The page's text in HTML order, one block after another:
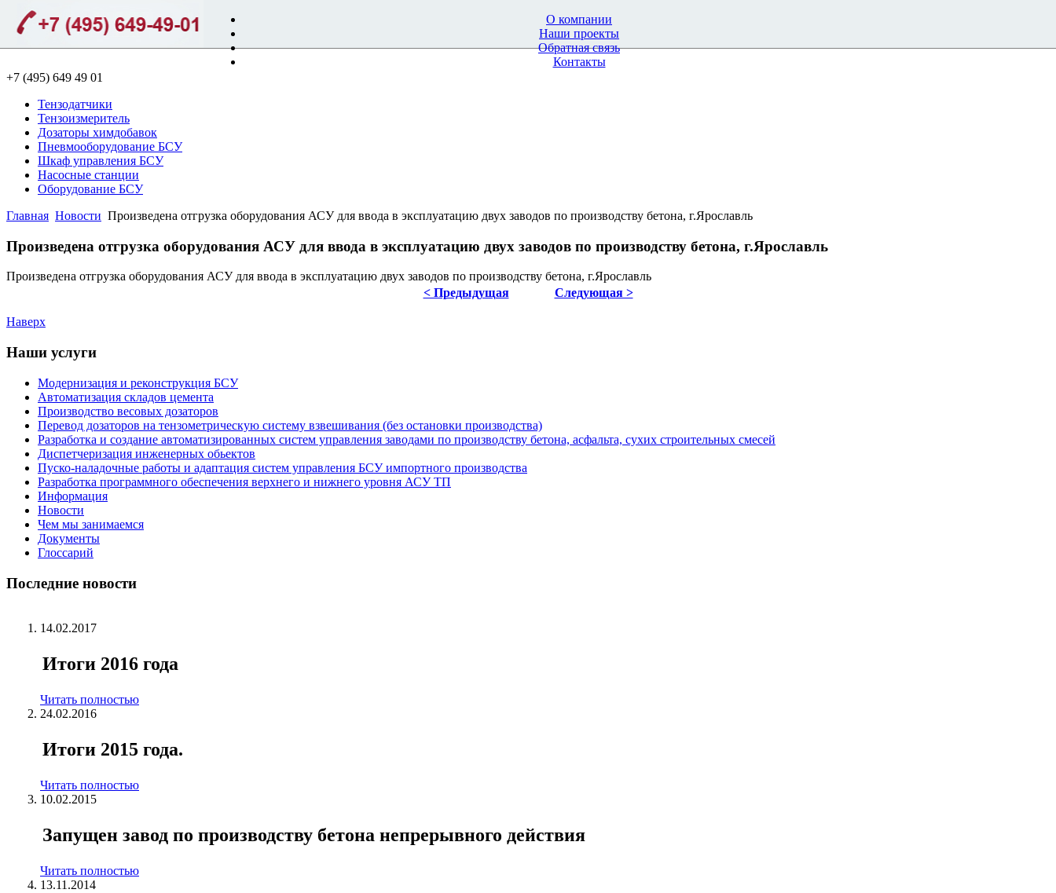
О компании
Наши проекты
Обратная связь
Контакты
на главную карта сайта
+7 (495) 649 49 01
Тензодатчики
Тензоизмеритель
Дозаторы химдобавок
Пневмооборудование БСУ
Шкаф управления БСУ
Насосные станции
Оборудование БСУ
Главная Новости Произведена отгрузка оборудования АСУ для ввода в эксплуатацию двух заводов по производству бетона, г.Ярославль
Произведена отгрузка оборудования АСУ для ввода в эксплуатацию двух заводов по производству бетона, г.Ярославль
Произведена отгрузка оборудования АСУ для ввода в эксплуатацию двух заводов по производству бетона, г.Ярославль
< Предыдущая
Следующая >
Наверх
Наши услуги
Модернизация и реконструкция БСУ
Автоматизация складов цемента
Производство весовых дозаторов
Перевод дозаторов на тензометрическую систему взвешивания (без остановки производства)
Разработка и создание автоматизированных систем управления заводами по производству бетона, асфальта, сухих строительных смесей
Диспетчеризация инженерных обьектов
Пуско-наладочные работы и адаптация систем управления БСУ импортного производства
Разработка программного обеспечения верхнего и нижнего уровня АСУ ТП
Информация
Новости
Чем мы занимаемся
Документы
Глоссарий
Последние новости
14.02.2017
Итоги 2016 года
Читать полностью
24.02.2016
Итоги 2015 года.
Читать полностью
10.02.2015
Запущен завод по производству бетона непрерывного действия
Читать полностью
13.11.2014